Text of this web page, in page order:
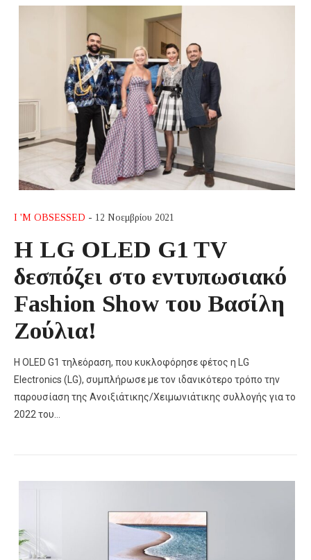
I 'M OBSESSED - 12 Νοεμβρίου 2021
Η LG OLED G1 TV
δεσπόζει στο εντυπωσιακό
Fashion Show του Bασίλη
Ζούλια!
Η OLED G1 τηλεόραση, που κυκλοφόρησε φέτος η LG
Electronics (LG), συμπλήρωσε με τον ιδανικότερο τρόπο την
παρουσίαση της Ανοιξιάτικης/Χειμωνιάτικης συλλογής για το
2022 του…